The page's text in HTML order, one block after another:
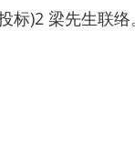
标)2 梁先生联